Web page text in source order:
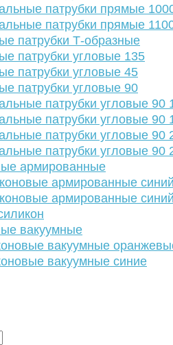
патрубки прямые
патрубки прямые
патрубки Т-образные
патрубки угловые 135
патрубки угловые 45
патрубки угловые 90
патрубки угловые 90
патрубки угловые 90
патрубки угловые 90
патрубки угловые 90
армированные
армированные
армированные
вакуумные
вакуумные
вакуумные синие